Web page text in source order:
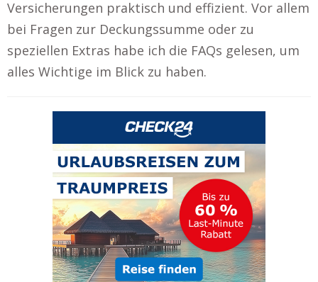
Versicherungen praktisch und effizient. Vor allem
bei Fragen zur Deckungssumme oder zu
speziellen Extras habe ich die FAQs gelesen, um
alles Wichtige im Blick zu haben.